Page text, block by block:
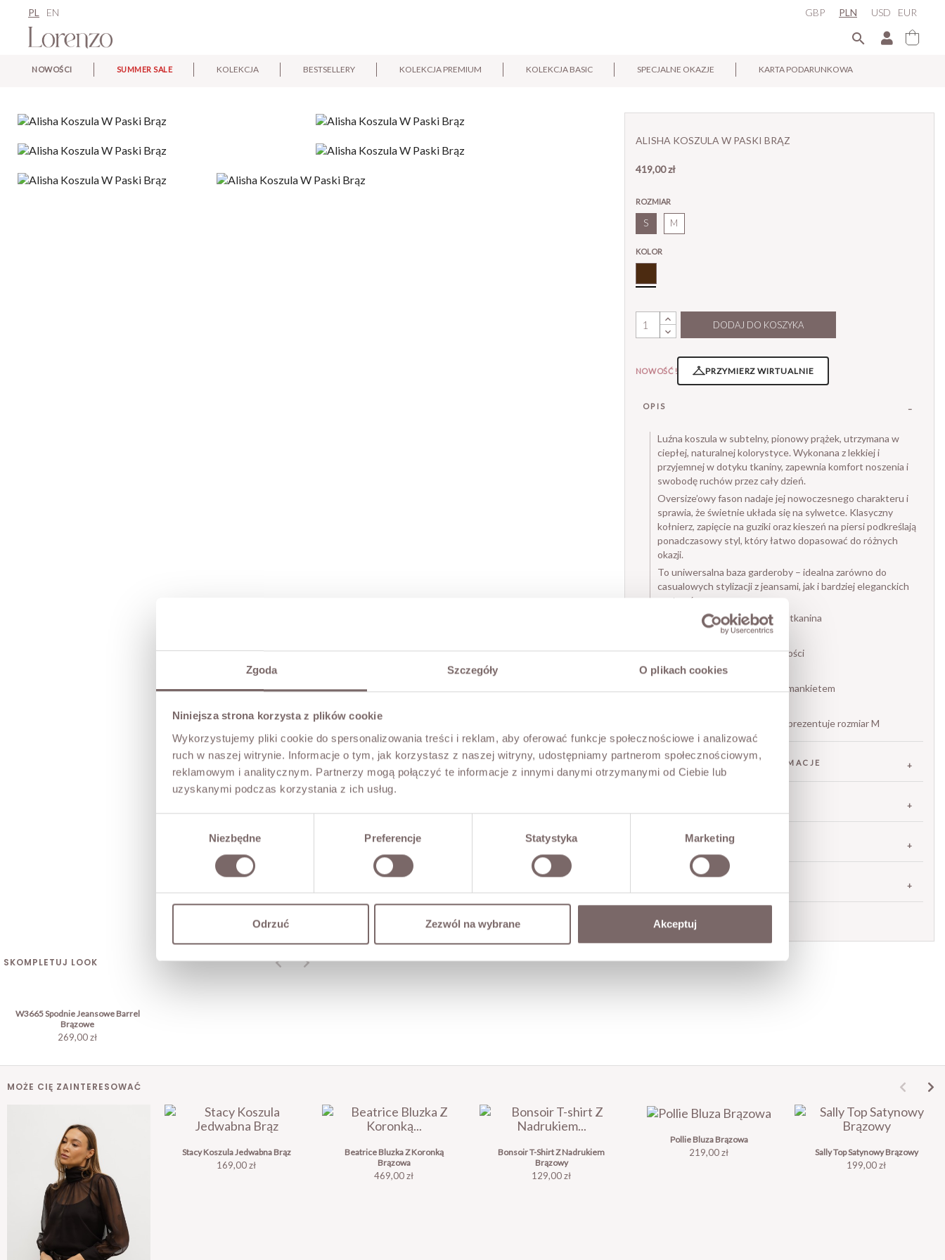
Zgoda Szczegóły O plikach cookies
Niniejsza strona korzysta z plików cookie
Wykorzystujemy pliki cookie do spersonalizowania treści i reklam, aby oferować funkcje społecznościowe i analizować
ruch w naszej witrynie. Informacje o tym, jak korzystasz z naszej witryny, udostępniamy partnerom społecznościowym,
reklamowym i analitycznym. Partnerzy mogą połączyć te informacje z innymi danymi otrzymanymi od Ciebie lub
uzyskanymi podczas korzystania z ich usług.
Niezbędne Preferencje Statystyka Marketing
Odrzuć Zezwól na wybrane Akceptuj
PL EN EUR
GBP PLN USD

NOWOŚCI SUMMER SALE KOLEKCJA BESTSELLERY KOLEKCJA PREMIUM KOLEKCJA BASIC SPECJALNE OKAZJE KARTA PODARUNKOWA
ALISHA KOSZULA W PASKI BRĄZ
419,00 zł
ROZMIAR
S M
KOLOR
DODAJ DO KOSZYKA
NOWOŚĆ! PRZYMIERZ WIRTUALNIE
OPIS
Luźna koszula w subtelny, pionowy prążek, utrzymana w
ciepłej, naturalnej kolorystyce. Wykonana z lekkiej i
przyjemnej w dotyku tkaniny, zapewnia komfort noszenia i
swobodę ruchów przez cały dzień.
Oversize’owy fason nadaje jej nowoczesnego charakteru i
sprawia, że świetnie układa się na sylwetce. Klasyczny
kołnierz, zapięcie na guziki oraz kieszeń na piersi podkreślają
ponadczasowy styl, który łatwo dopasować do różnych
okazji.
To uniwersalna baza garderoby – idealna zarówno do
casualowych stylizacji z jeansami, jak i bardziej eleganckich
zestawów.
– materiał: lekka, oddychająca tkanina
– fason: oversize
– zapięcie: guziki na całej długości
– kieszeń: jedna na piersi
– rękawy: długie, zakończone mankietem
Modelka ma 173 cm wzrostu i prezentuje rozmiar M
SKŁAD / DODATKOWE INFORMACJE
Zadaj pytanie o produkt
SKOMPLETUJ LOOK
W3665 Spodnie Jeansowe Barrel
Brązowe
269,00 zł
MOŻE CIĘ ZAINTERESOWAĆ
Stacy Koszula Jedwabna Brąz
Cena
169,00 zł
Beatrice Bluzka Z Koronką
Brązowa
Cena
469,00 zł
Bonsoir T-Shirt Z Nadrukiem
Brązowy
Cena
129,00 zł
Pollie Bluza Brązowa
Cena
219,00 zł Sally Top Satynowy Brązowy
Cena
199,00 zł
×
E-mail: